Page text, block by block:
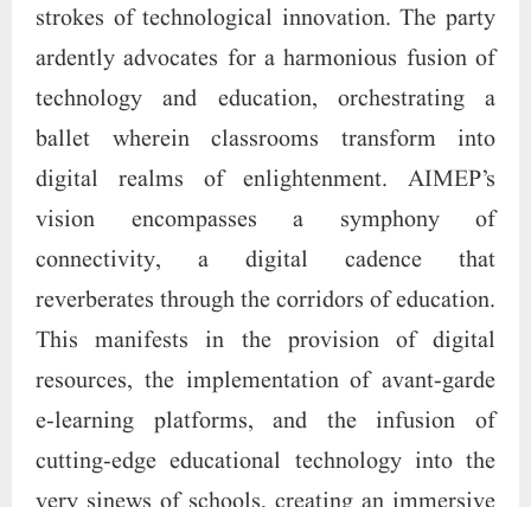
strokes of technological innovation. The party
ardently advocates for a harmonious fusion of
technology and education, orchestrating a
ballet wherein classrooms transform into
digital realms of enlightenment. AIMEP’s
vision encompasses a symphony of
connectivity, a digital cadence that
reverberates through the corridors of education.
This manifests in the provision of digital
resources, the implementation of avant-garde
e-learning platforms, and the infusion of
cutting-edge educational technology into the